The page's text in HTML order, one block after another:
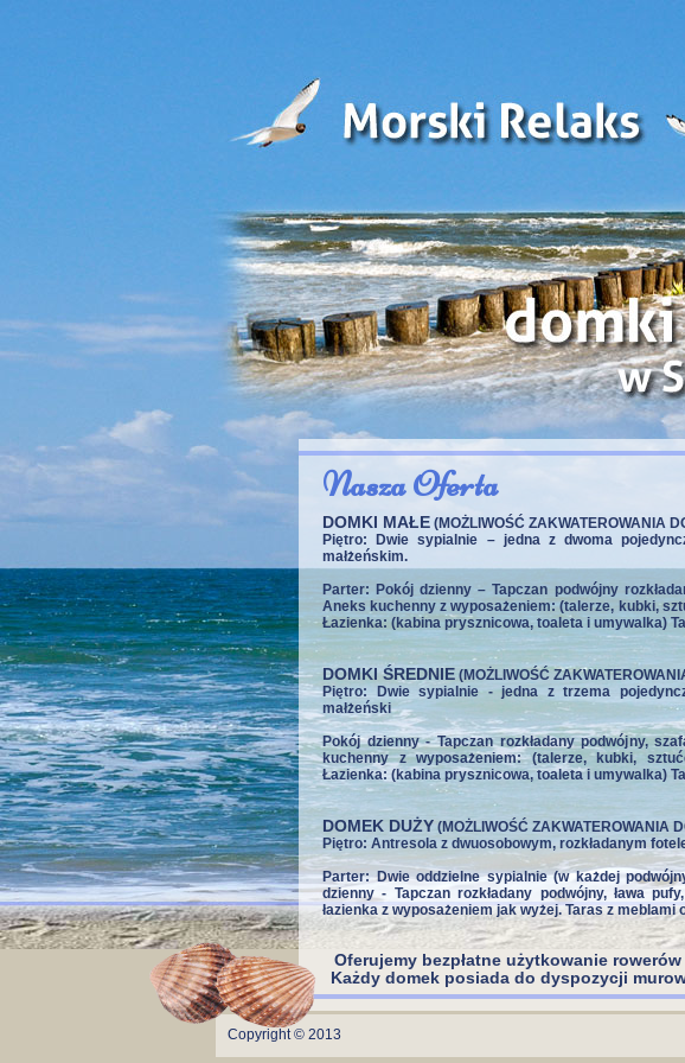
Nasza Oferta
DOMKI MAŁE (MOŻLIWOŚĆ ZAKWATEROWANIA
Piętro: Dwie sypialnie – jedna z dwoma
małżeńskim.
Parter: Pokój dzienny – Tapczan podwójny
Aneks kuchenny z wyposażeniem: (talerze, kubki,
Łazienka: (kabina prysznicowa, toaleta i umywalka)
DOMKI ŚREDNIE (MOŻLIWOŚĆ
Piętro: Dwie sypialnie - jedna z trzema
małżeński
Pokój dzienny - Tapczan rozkładany podwójny,
kuchenny z wyposażeniem: (talerze, kubki,
Łazienka: (kabina prysznicowa, toaleta i umywalka)
DOMEK DUŻY (MOŻLIWOŚĆ ZAKWATEROWANIA
Piętro: Antresola z dwuosobowym, rozkładanym
Parter: Dwie oddzielne sypialnie (w każdej
dzienny - Tapczan rozkładany podwójny, ława
łazienka z wyposażeniem jak wyżej. Taras z meblami
Oferujemy bezpłatne użytkowanie
Każdy domek posiada do dyspozycji
Copyright © 2013